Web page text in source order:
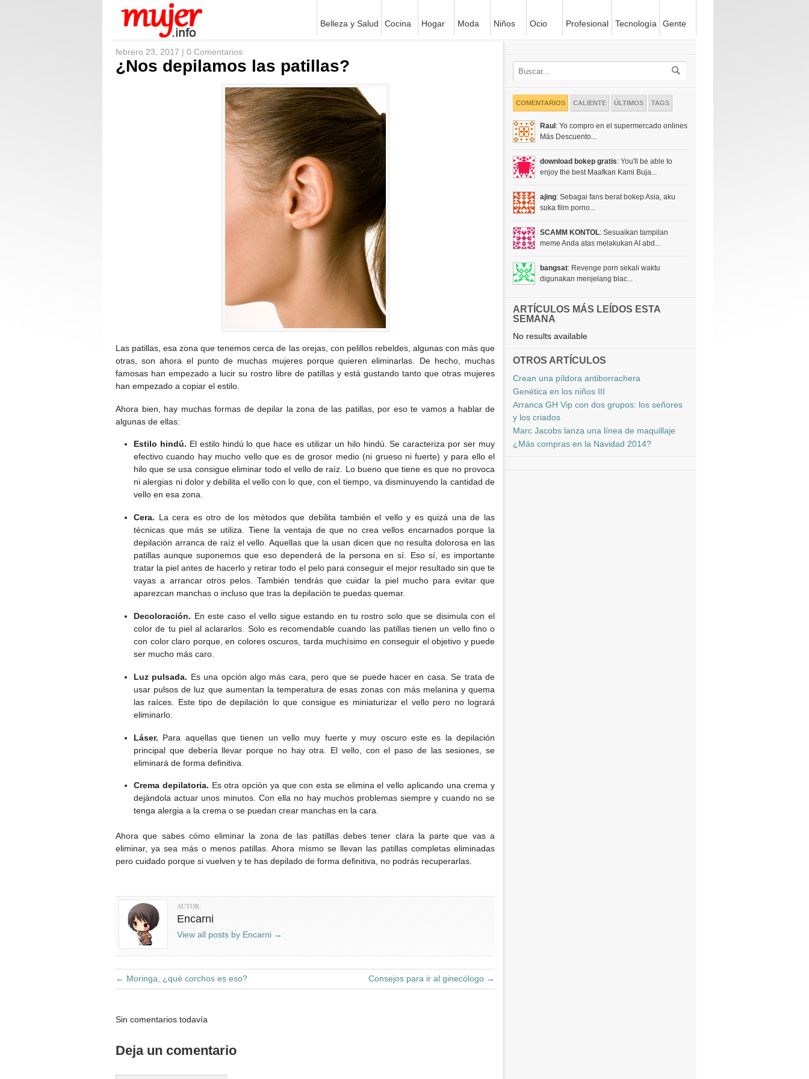
Belleza y Salud Cocina Hogar Moda Niños Ocio Profesional Tecnología Gente
febrero 23, 2017 | 0 Comentarios
¿Nos depilamos las patillas?
Las patillas, esa zona que tenemos cerca de las orejas, con pelillos rebeldes, algunas con más que
otras, son ahora el punto de muchas mujeres porque quieren eliminarlas. De hecho, muchas
famosas han empezado a lucir su rostro libre de patillas y está gustando tanto que otras mujeres
han empezado a copiar el estilo.
Ahora bien, hay muchas formas de depilar la zona de las patillas, por eso te vamos a hablar de
algunas de ellas:
Estilo hindú. El estilo hindú lo que hace es utilizar un hilo hindú. Se caracteriza por ser muy
efectivo cuando hay mucho vello que es de grosor medio (ni grueso ni fuerte) y para ello el
hilo que se usa consigue eliminar todo el vello de raíz. Lo bueno que tiene es que no provoca
ni alergias ni dolor y debilita el vello con lo que, con el tiempo, va disminuyendo la cantidad de
vello en esa zona.
Cera. La cera es otro de los métodos que debilita también el vello y es quizá una de las
técnicas que más se utiliza. Tiene la ventaja de que no crea vellos encarnados porque la
depilación arranca de raíz el vello. Aquellas que la usan dicen que no resulta dolorosa en las
patillas aunque suponemos que eso dependerá de la persona en sí. Eso sí, es importante
tratar la piel antes de hacerlo y retirar todo el pelo para conseguir el mejor resultado sin que te
vayas a arrancar otros pelos. También tendrás que cuidar la piel mucho para evitar que
aparezcan manchas o incluso que tras la depilación te puedas quemar.
Decoloración. En este caso el vello sigue estando en tu rostro solo que se disimula con el
color de tu piel al aclararlos. Solo es recomendable cuando las patillas tienen un vello fino o
con color claro porque, en colores oscuros, tarda muchísimo en conseguir el objetivo y puede
ser mucho más caro.
Luz pulsada. Es una opción algo más cara, pero que se puede hacer en casa. Se trata de
usar pulsos de luz que aumentan la temperatura de esas zonas con más melanina y quema
las raíces. Este tipo de depilación lo que consigue es miniaturizar el vello pero no logrará
eliminarlo.
Láser. Para aquellas que tienen un vello muy fuerte y muy oscuro este es la depilación
principal que debería llevar porque no hay otra. El vello, con el paso de las sesiones, se
eliminará de forma definitiva.
Crema depilatoria. Es otra opción ya que con esta se elimina el vello aplicando una crema y
dejándola actuar unos minutos. Con ella no hay muchos problemas siempre y cuando no se
tenga alergia a la crema o se puedan crear manchas en la cara.
Ahora que sabes cómo eliminar la zona de las patillas debes tener clara la parte que vas a
eliminar, ya sea más o menos patillas. Ahora mismo se llevan las patillas completas eliminadas
pero cuidado porque si vuelven y te has depilado de forma definitiva, no podrás recuperarlas.
AUTOR:
Encarni
View all posts by Encarni →
← Moringa, ¿qué corchos es eso? Consejos para ir al ginecólogo →
Sin comentarios todavía
Deja un comentario
COMENTARIOS CALIENTE ÚLTIMOS TAGS
Raul : Yo compro en el supermercado onlines
Más Descuento...
download bokep gratis: You'll be able to
enjoy the best Maafkan Kami Buja...
ajing: Sebagai fans berat bokep Asia, aku
suka film porno...
SCAMM KONTOL: Sesuaikan tampilan
meme Anda atas melakukan AI abd...
bangsat: Revenge porn sekali waktu
digunakan menjelang blac...
ARTÍCULOS MÁS LEÍDOS ESTA
SEMANA
No results available
OTROS ARTÍCULOS
Crean una píldora antiborrachera
Genética en los niños III
Arranca GH Vip con dos grupos: los señores
y los criados
Marc Jacobs lanza una línea de maquillaje
¿Más compras en la Navidad 2014?